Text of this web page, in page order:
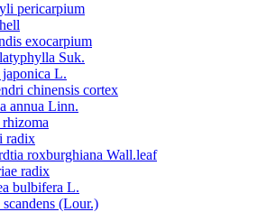
pericarpium
exocarpium
Suk.
japonica L.
chinensis cortex
annua Linn.
radix
roxburghiana Wall.leaf
radix
bulbifera L.
scandens (Lour.)